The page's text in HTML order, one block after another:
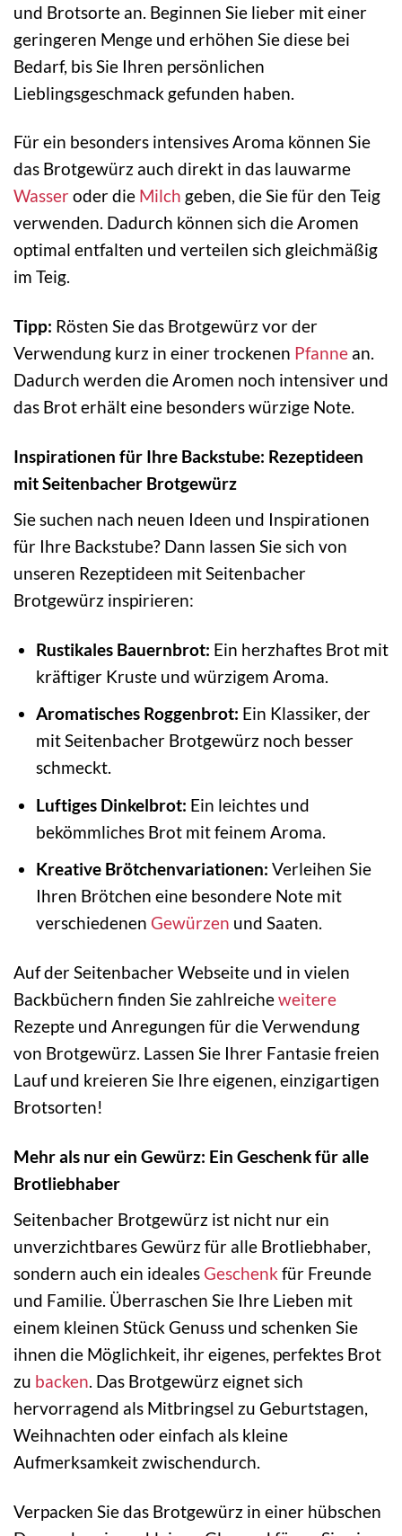
und Brotsorte an. Beginnen Sie lieber mit einer
geringeren Menge und erhöhen Sie diese bei
Bedarf, bis Sie Ihren persönlichen
Lieblingsgeschmack gefunden haben.
Für ein besonders intensives Aroma können Sie
das Brotgewürz auch direkt in das lauwarme
Wasseroder die Milch geben, die Sie für den Teig
verwenden. Dadurch können sich die Aromen
optimal entfalten und verteilen sich gleichmäßig
im Teig.
Tipp: Rösten Sie das Brotgewürz vor der
Verwendung kurz in einer trockenen Pfanne an.
Dadurch werden die Aromen noch intensiver und
das Brot erhält eine besonders würzige Note.
Inspirationen für Ihre Backstube: Rezeptideen
mit Seitenbacher Brotgewürz
Sie suchen nach neuen Ideen und Inspirationen
für Ihre Backstube? Dann lassen Sie sich von
unseren Rezeptideen mit Seitenbacher
Brotgewürz inspirieren:
Rustikales Bauernbrot: Ein herzhaftes Brot mit
kräftiger Kruste und würzigem Aroma.
Aromatisches Roggenbrot: Ein Klassiker, der
mit Seitenbacher Brotgewürz noch besser
schmeckt.
Luftiges Dinkelbrot: Ein leichtes und
bekömmliches Brot mit feinem Aroma.
Kreative Brötchenvariationen: Verleihen Sie
Ihren Brötchen eine besondere Note mit
verschiedenen Gewürzen und Saaten.
Auf der Seitenbacher Webseite und in vielen
Backbüchern finden Sie zahlreicheweitere
Rezepte und Anregungen für die Verwendung
von Brotgewürz. Lassen Sie Ihrer Fantasie freien
Lauf und kreieren Sie Ihre eigenen, einzigartigen
Brotsorten!
Mehr als nur ein Gewürz: Ein Geschenk für alle
Brotliebhaber
Seitenbacher Brotgewürz ist nicht nur ein
unverzichtbares Gewürz für alle Brotliebhaber,
sondern auch ein ideales Geschenk für Freunde
und Familie. Überraschen Sie Ihre Lieben mit
einem kleinen Stück Genuss und schenken Sie
ihnen die Möglichkeit, ihr eigenes, perfektes Brot
zu backen. Das Brotgewürz eignet sich
hervorragend als Mitbringsel zu Geburtstagen,
Weihnachten oder einfach als kleine
Aufmerksamkeit zwischendurch.
Verpacken Sie das Brotgewürz in einer hübschen